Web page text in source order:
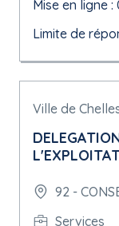
Mise en ligne
Limite de
Ville de
92 -
Services